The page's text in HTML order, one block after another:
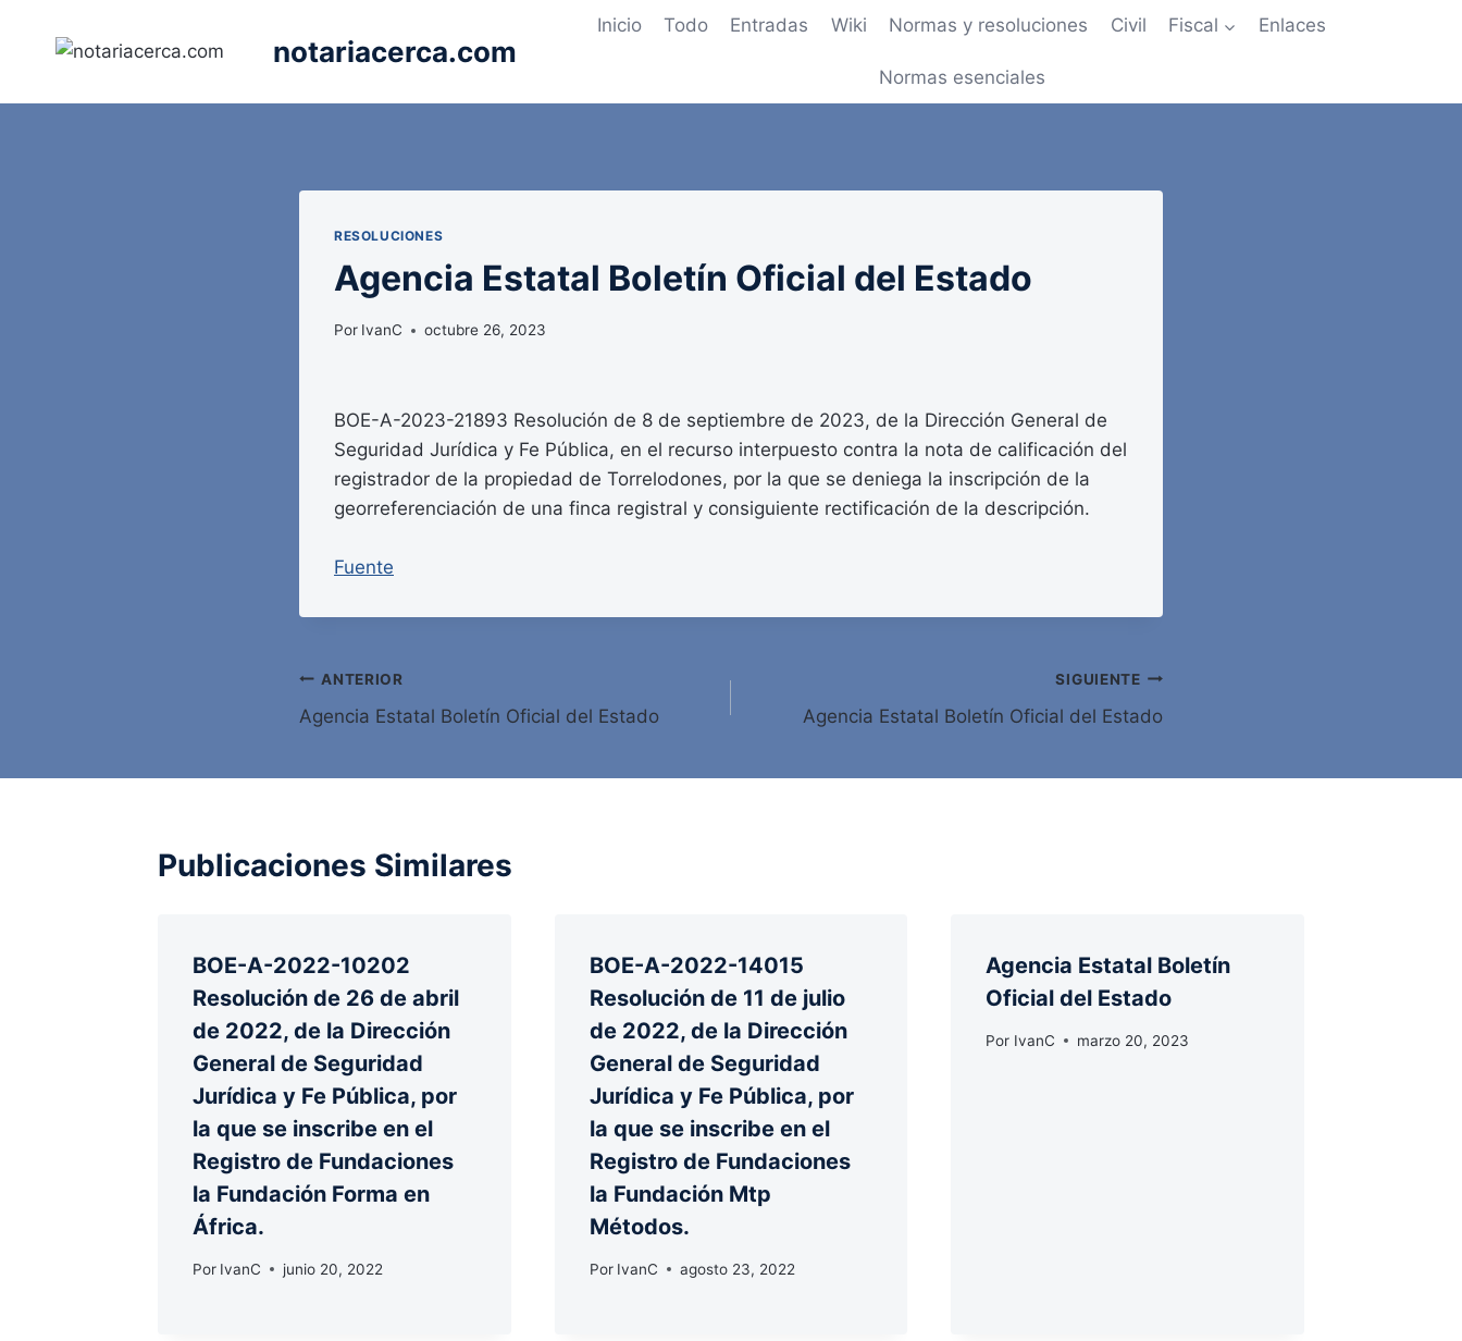
notariacerca.com
Inicio Todo Entradas Wiki Normas y resoluciones Civil Fiscal Enlaces
Normas esenciales
RESOLUCIONES
Agencia Estatal Boletín Oficial del Estado
Por IvanC octubre 26, 2023
BOE-A-2023-21893 Resolución de 8 de septiembre de 2023, de la Dirección General de
Seguridad Jurídica y Fe Pública, en el recurso interpuesto contra la nota de calificación del
registrador de la propiedad de Torrelodones, por la que se deniega la inscripción de la
georreferenciación de una finca registral y consiguiente rectificación de la descripción.
Fuente
Navegación
de
entradas
ANTERIOR
Agencia Estatal Boletín Oficial del Estado
SIGUIENTE
Agencia Estatal Boletín Oficial del Estado
Publicaciones Similares
BOE-A-2022-10202
Resolución de 26 de abril
de 2022, de la Dirección
General de Seguridad
Jurídica y Fe Pública, por
la que se inscribe en el
Registro de Fundaciones
la Fundación Forma en
África.
Por IvanC junio 20, 2022
BOE-A-2022-14015
Resolución de 11 de julio
de 2022, de la Dirección
General de Seguridad
Jurídica y Fe Pública, por
la que se inscribe en el
Registro de Fundaciones
la Fundación Mtp
Métodos.
Por IvanC agosto 23, 2022
Agencia Estatal Boletín
Oficial del Estado
Por IvanC marzo 20, 2023